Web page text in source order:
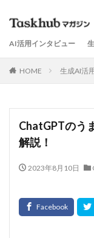
AI活用インタビュー
HOME 生成AI活
ChatGPTのう
解説！
2023年8月10日